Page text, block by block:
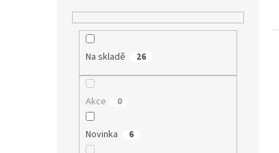
Na skladě 26
Akce 0
Novinka 6